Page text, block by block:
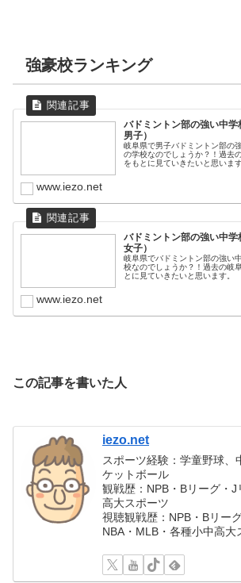
強豪校ランキング
バドミントン部の強い中
男子）
岐阜県で男子バドミントン部の
の学校なのでしょうか？！過去
をもとに見ていきたいと思います
www.iezo.net
バドミントン部の強い中
女子）
岐阜県でバドミントン部の強い
校なのでしょうか？！過去の岐
とに見ていきたいと思います。
www.iezo.net
この記事を書いた人
iezo.net
スポーツ経験：学童野球、
ケットボール
観戦歴：NPB・Bリーグ・J
高大スポーツ
視聴観戦歴：NPB・Bリー
NBA・MLB・各種小中高大